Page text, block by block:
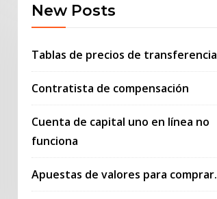
New Posts
Tablas de precios de transferencia
Contratista de compensación
Cuenta de capital uno en línea no
funciona
Apuestas de valores para comprar.